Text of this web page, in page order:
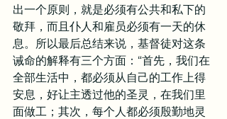
出一个原则，就是必须有公共和私下的
敬拜，而且仆人和雇员必须有一天的休
息。所以最后总结来说，基督徒对这条
诫命的解释有三个方面：“首先，我们在
全部生活中，都必须从自己的工作上得
安息，好让主透过他的圣灵，在我们里
面做工；其次，每个人都必须殷勤地灵